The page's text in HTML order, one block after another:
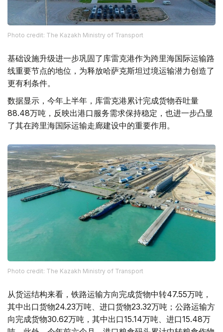
Photo credit: The Kazakh Ministry of Transport
基础设施升级进一步巩固了库雷克港作为跨里海国际运输路
线重要节点的地位，为释放哈萨克斯坦过境运输潜力创造了
更有利条件。
数据显示，今年上半年，库雷克港累计完成货物吞吐量
88.48万吨，反映出港口服务需求保持稳定，也进一步凸显
了其在跨里海国际运输走廊建设中的重要作用。
Photo credit: The Kazakh Ministry of Transport
从货运结构来看，铁路运输方向完成货物中转47.55万吨，
其中出口货物24.23万吨、进口货物23.32万吨；公路运输方
向完成货物30.62万吨，其中出口15.14万吨、进口15.48万